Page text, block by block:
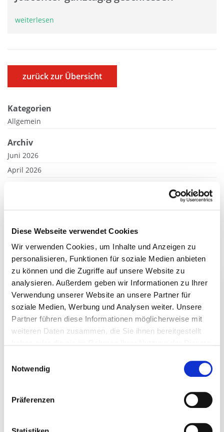
Diese Webseite verwendet Cookies
Wir verwenden Cookies, um Inhalte und Anzeigen zu
personalisieren, Funktionen für soziale Medien anbieten
zu können und die Zugriffe auf unsere Website zu
analysieren. Außerdem geben wir Informationen zu Ihrer
Verwendung unserer Website an unsere Partner für
soziale Medien, Werbung und Analysen weiter. Unsere
Partner führen diese Informationen möglicherweise mit
weiteren Daten zusammen, die Sie ihnen bereitgestellt
Notwendig
Präferenzen
Kategorien
Allgemein
Archiv
Juni 2026
April 2026
Januar 2026
November 2025
September 2025
August 2025
Juli 2025
Juni 2025
April 2025
März 2025
Januar 2025
Oktober 2024
März 2024
weiterlesen
zurück zur Übersicht